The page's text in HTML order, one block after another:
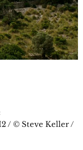
/ © Steve Keller /